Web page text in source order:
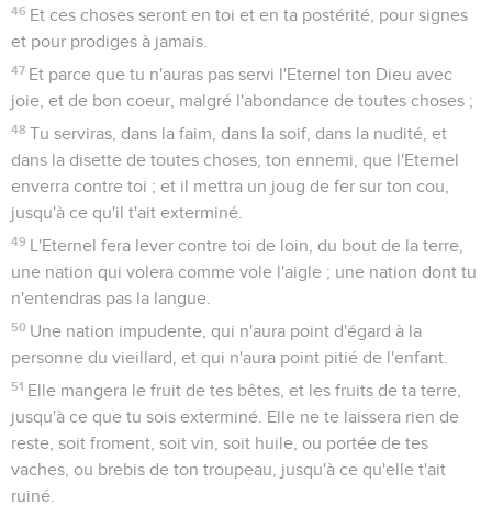
46 Et ces choses seront en toi et en ta postérité, pour signes
et pour prodiges à jamais.
47 Et parce que tu n'auras pas servi l'Eternel ton Dieu avec
joie, et de bon coeur, malgré l'abondance de toutes choses ;
48 Tu serviras, dans la faim, dans la soif, dans la nudité, et
dans la disette de toutes choses, ton ennemi, que l'Eternel
enverra contre toi ; et il mettra un joug de fer sur ton cou,
jusqu'à ce qu'il t'ait exterminé.
49 L'Eternel fera lever contre toi de loin, du bout de la terre,
une nation qui volera comme vole l'aigle ; une nation dont tu
n'entendras pas la langue.
50 Une nation impudente, qui n'aura point d'égard à la
personne du vieillard, et qui n'aura point pitié de l'enfant.
51 Elle mangera le fruit de tes bêtes, et les fruits de ta terre,
jusqu'à ce que tu sois exterminé. Elle ne te laissera rien de
reste, soit froment, soit vin, soit huile, ou portée de tes
vaches, ou brebis de ton troupeau, jusqu'à ce qu'elle t'ait
ruiné.